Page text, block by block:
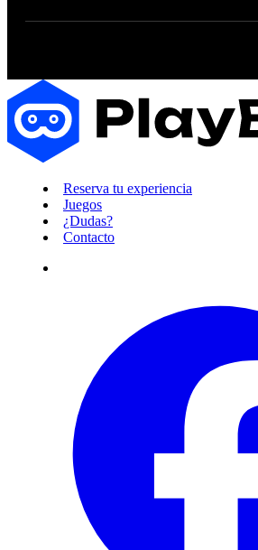
Reserva tu experiencia
Juegos
¿Dudas?
Contacto